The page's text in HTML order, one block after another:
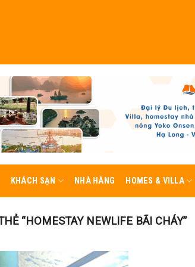
KHÁCH SẠN NHÀ HÀNG HOMES & VILLA
“HOMESTAY NEWLIFE BÃI CHÁY”